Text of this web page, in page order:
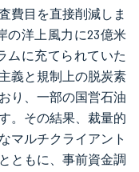
費目を直接削減しま
の洋上風力に23億米
ムに充てられていた
義と規制上の脱炭素
り、一部の国営石油
。その結果、裁量的
マルチクライアント
ともに、事前資金調